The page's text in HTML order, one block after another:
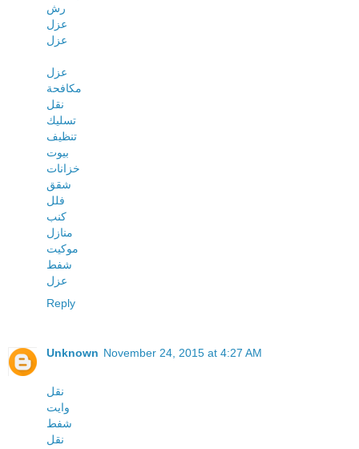
رش
عزل
عزل
عزل
مكافحة
نقل
تسليك
تنظيف
بيوت
خزانات
شقق
فلل
كنب
منازل
موكيت
شفط
عزل
Reply
Unknown November 24, 2015 at 4:27 AM
نقل
وايت
شفط
نقل